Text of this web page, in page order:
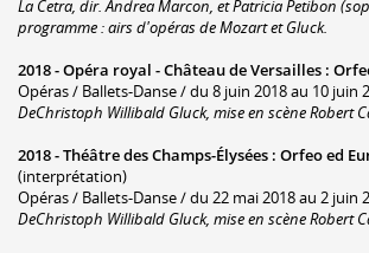
La Cetra, dir. Andrea Marcon, et Patricia Petibon
programme : airs d'opéras de Mozart et Gluck.
2018 -Opéra royal - Château de Versailles :
Opéras / Ballets-Danse / du 8 juin 2018 au 10 juin
DeChristoph Willibald Gluck, mise en scène Robert
2018 -Théâtre des Champs-Élysées : Orfeo ed
(interprétation)
Opéras / Ballets-Danse / du 22 mai 2018 au 2 juin
DeChristoph Willibald Gluck, mise en scène Robert